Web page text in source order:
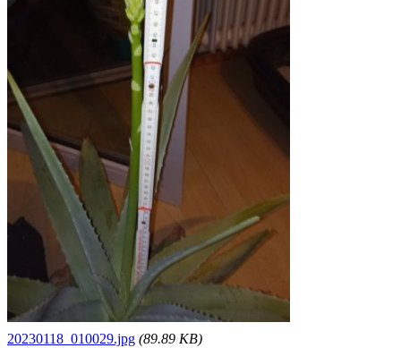
20230118_010029.jpg (89.89 KB)